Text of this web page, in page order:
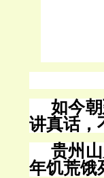
如今
讲真话，
贵州
年饥荒饿